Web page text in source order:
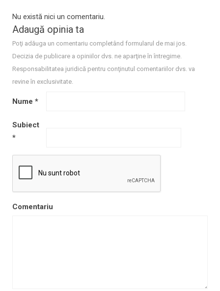
Nu există nici un comentariu.
Adaugă opinia ta
Poţi adăuga un comentariu completând formularul de mai jos.
Decizia de publicare a opiniilor dvs. ne aparţine în întregime.
Responsabilitatea juridică pentru conţinutul comentariilor dvs. va
revine în exclusivitate.
Nume *
Subiect
*
Comentariu